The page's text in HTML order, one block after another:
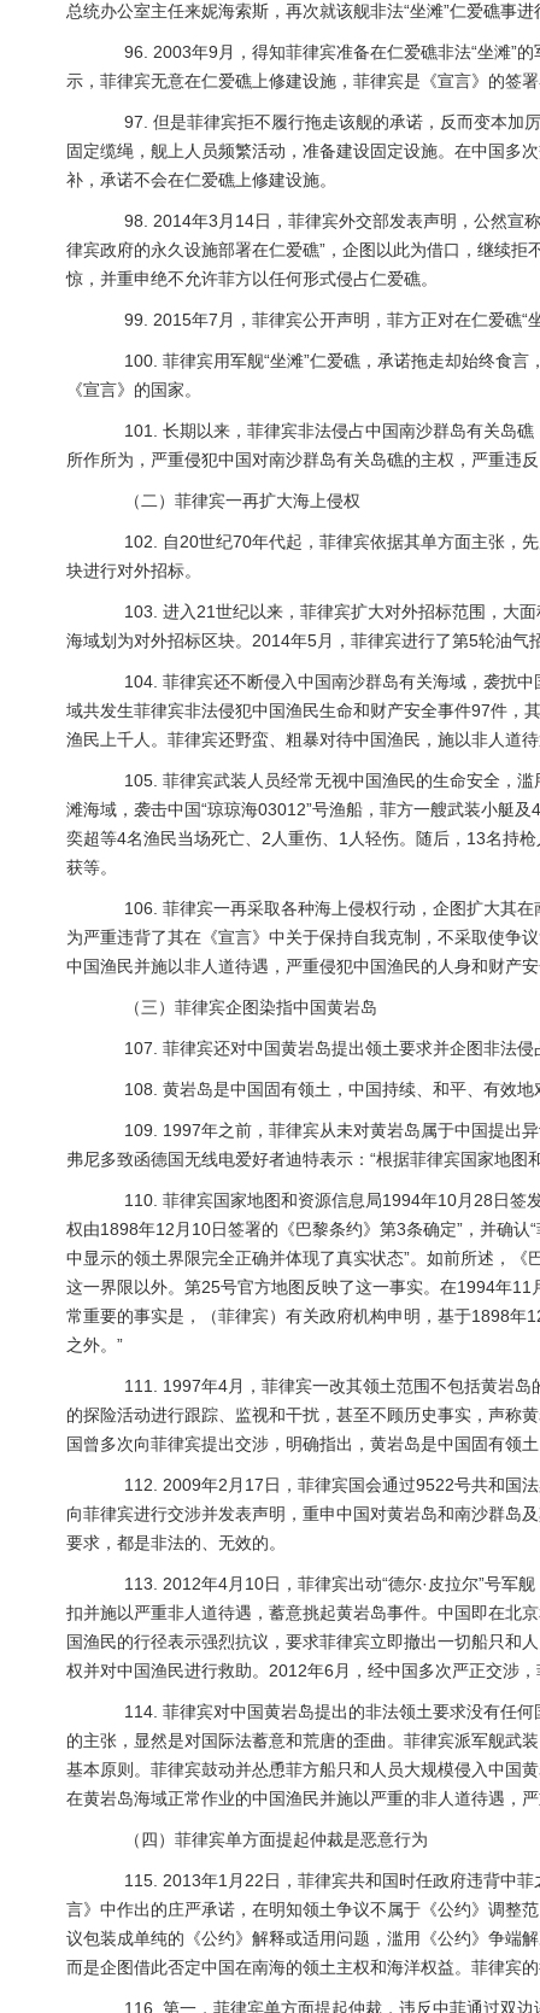
总统办公室主任来妮海索斯，再次就该舰非法“坐滩”仁爱礁事
96. 2003年9月，得知菲律宾准备在仁爱礁非法“坐滩”的
示，菲律宾无意在仁爱礁上修建设施，菲律宾是《宣言》的签
97. 但是菲律宾拒不履行拖走该舰的承诺，反而变本加厉
固定缆绳，舰上人员频繁活动，准备建设固定设施。在中国多
补，承诺不会在仁爱礁上修建设施。
98. 2014年3月14日，菲律宾外交部发表声明，公然宣称
律宾政府的永久设施部署在仁爱礁”，企图以此为借口，继续
惊，并重申绝不允许菲方以任何形式侵占仁爱礁。
99. 2015年7月，菲律宾公开声明，菲方正对在仁爱礁“
100. 菲律宾用军舰“坐滩”仁爱礁，承诺拖走却始终食言
《宣言》的国家。
101. 长期以来，菲律宾非法侵占中国南沙群岛有关岛礁
所作所为，严重侵犯中国对南沙群岛有关岛礁的主权，严重违
（二）菲律宾一再扩大海上侵权
102. 自20世纪70年代起，菲律宾依据其单方面主张，先
块进行对外招标。
103. 进入21世纪以来，菲律宾扩大对外招标范围，大面
海域划为对外招标区块。2014年5月，菲律宾进行了第5轮油
104. 菲律宾还不断侵入中国南沙群岛有关海域，袭扰中
域共发生菲律宾非法侵犯中国渔民生命和财产安全事件97件，
渔民上千人。菲律宾还野蛮、粗暴对待中国渔民，施以非人道
105. 菲律宾武装人员经常无视中国渔民的生命安全，滥
滩海域，袭击中国“琼琼海03012”号渔船，菲方一艘武装小艇
奕超等4名渔民当场死亡、2人重伤、1人轻伤。随后，13名持
获等。
106. 菲律宾一再采取各种海上侵权行动，企图扩大其在
为严重违背了其在《宣言》中关于保持自我克制，不采取使争
中国渔民并施以非人道待遇，严重侵犯中国渔民的人身和财产
（三）菲律宾企图染指中国黄岩岛
107. 菲律宾还对中国黄岩岛提出领土要求并企图非法侵
108. 黄岩岛是中国固有领土，中国持续、和平、有效地
109. 1997年之前，菲律宾从未对黄岩岛属于中国提出异
弗尼多致函德国无线电爱好者迪特表示：“根据菲律宾国家地
110. 菲律宾国家地图和资源信息局1994年10月28日签发
权由1898年12月10日签署的《巴黎条约》第3条确定”，并确
中显示的领土界限完全正确并体现了真实状态”。如前所述，
这一界限以外。第25号官方地图反映了这一事实。在1994年
常重要的事实是，（菲律宾）有关政府机构申明，基于1898
之外。”
111. 1997年4月，菲律宾一改其领土范围不包括黄岩岛
的探险活动进行跟踪、监视和干扰，甚至不顾历史事实，声称
国曾多次向菲律宾提出交涉，明确指出，黄岩岛是中国固有领
112. 2009年2月17日，菲律宾国会通过9522号共和国法
向菲律宾进行交涉并发表声明，重申中国对黄岩岛和南沙群岛
要求，都是非法的、无效的。
113. 2012年4月10日，菲律宾出动“德尔·皮拉尔”号军舰
扣并施以严重非人道待遇，蓄意挑起黄岩岛事件。中国即在北
国渔民的行径表示强烈抗议，要求菲律宾立即撤出一切船只和
权并对中国渔民进行救助。2012年6月，经中国多次严正交涉
114. 菲律宾对中国黄岩岛提出的非法领土要求没有任何
的主张，显然是对国际法蓄意和荒唐的歪曲。菲律宾派军舰武
基本原则。菲律宾鼓动并怂恿菲方船只和人员大规模侵入中国
在黄岩岛海域正常作业的中国渔民并施以严重的非人道待遇，
（四）菲律宾单方面提起仲裁是恶意行为
115. 2013年1月22日，菲律宾共和国时任政府违背中菲
言》中作出的庄严承诺，在明知领土争议不属于《公约》调整
议包装成单纯的《公约》解释或适用问题，滥用《公约》争端
而是企图借此否定中国在南海的领土主权和海洋权益。菲律宾
116. 第一，菲律宾单方面提起仲裁，违反中菲通过双边